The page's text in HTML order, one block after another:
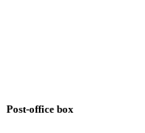
Post-office box